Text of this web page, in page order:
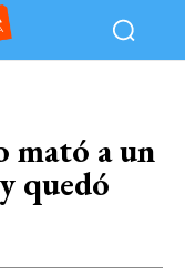
mató a un
quedó